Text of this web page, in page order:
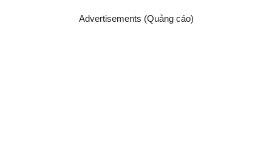
Advertisements (Quảng cáo)